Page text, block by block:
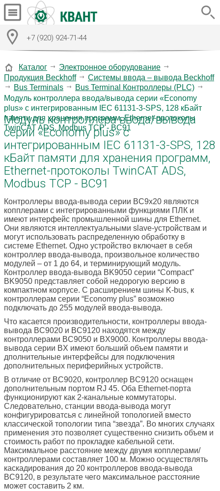
+7 (920) 924-71-44
Каталог
Электронное оборудование
Продукция Beckhoff
Системы ввода – вывода Beckhoff
Bus Terminals
Bus Terminal Контроллеры (PLC)
Модуль контроллера ввода/вывода серии «Economy
plus» с интегрированным IEC 61131-3-SPS, 128 кБайт
памяти для хранения программ, Ethernet-протоколы
TwinCAT ADS, Modbus TCP - BC91
Модуль контроллера ввода/вывода
серии «Economy plus» с
интегрированным IEC 61131-3-SPS, 128
кБайт памяти для хранения программ,
Ethernet-протоколы TwinCAT ADS,
Modbus TCP - BC91
Контроллеры ввода-вывода серии BC9x20 являются
копплерами с интегрированными функциями ПЛК и
имеют интерфейс промышленной шины для Ethernet.
Они являются интеллектуальными slave-устройствам и
могут использовать распределенную обработку в
системе Ethernet. Одно устройство включает в себя
контроллер ввода-вывода, произвольное количество
модулей – от 1 до 64, и терминирующий модуль.
Контроллер ввода-вывода BK9050 серии “Compact”
BK9050 представляет собой недорогую версию в
компактном корпусе. С расширением шины K-bus, к
контроллерам серии “Economy plus” возможно
подключать до 255 модулей ввода-вывода.
Что касается производительности, контроллеры ввода-
вывода BC9020 и BC9120 находятся между
контроллерами BC9050 и BX9000. Контроллеры ввода-
вывода серии BX имеют больший объем памяти и
дполнительные интерфейсы для подключения
дополнительных периферийных устройств.
В отличие от BC9020, контроллер BC9120 оснащен
дополнительным портом RJ 45. Оба Ethernet-порта
функционируют как 2-канальные коммутаторы.
Следовательно, станции ввода-вывода могут
конфигурироватсья с линейной топологией вместо
классической топологии типа “звезда”. Во многих случаях
применения это позволяет существенно снизить объем и
стоимость работ по прокладке кабельной сети.
Максимальное расстояние между двумя копплерами/
контроллерами составляет 100 м. Можно осуществлять
каскадирования до 20 контроллеров ввода-вывода
BC9120, в результате чего максимальное расстояние
может составить 2 км.